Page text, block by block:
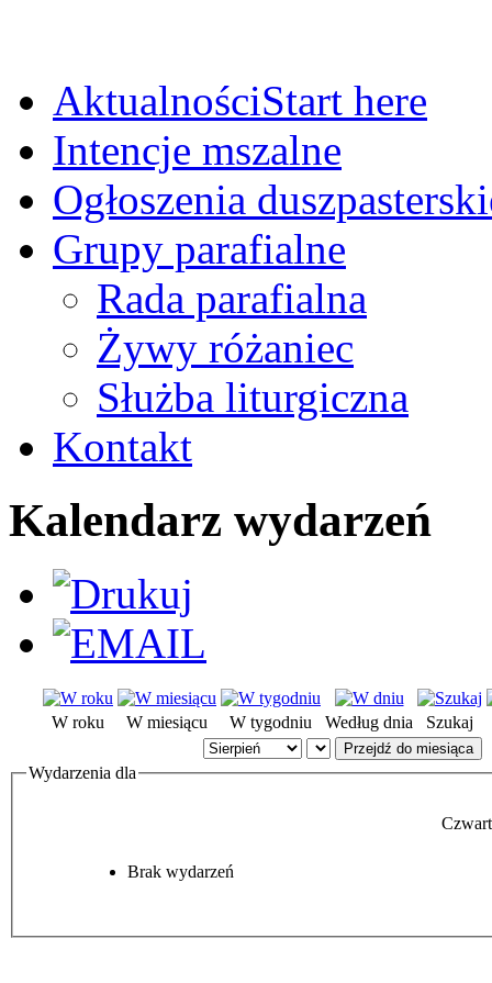
AktualnościStart here
Intencje mszalne
Ogłoszenia
Grupy parafialne
Rada parafialna
Żywy różaniec
Służba liturgiczna
Kontakt
Kalendarz wydarzeń
W roku W miesiącu W tygodniu Według dnia Szukaj
Przejdź do miesiąca
Wydarzenia dla
Brak wydarzeń